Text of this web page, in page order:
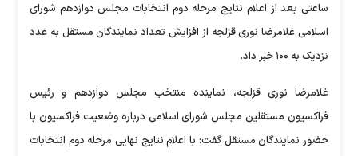
ساعتی بعد از اعلام نتایج مرحله دوم انتخابات مجلس دوازدهم شورای
اسلامی غلامرضا نوری قزلجه از افزایش تعداد نمایندگان مستقل به عدد
نزدیک به ۱۰۰ خبر داد.
غلامرضا نوری قزلجه، نماینده منتخب مجلس دوازدهم و رئیس
فراکسیون مستقلین مجلس شورای اسلامی درباره وضعیت فراکسیون با
حضور نمایندگان مستقل گفت: با اعلام نتایج نهایی مرحله دوم انتخابات